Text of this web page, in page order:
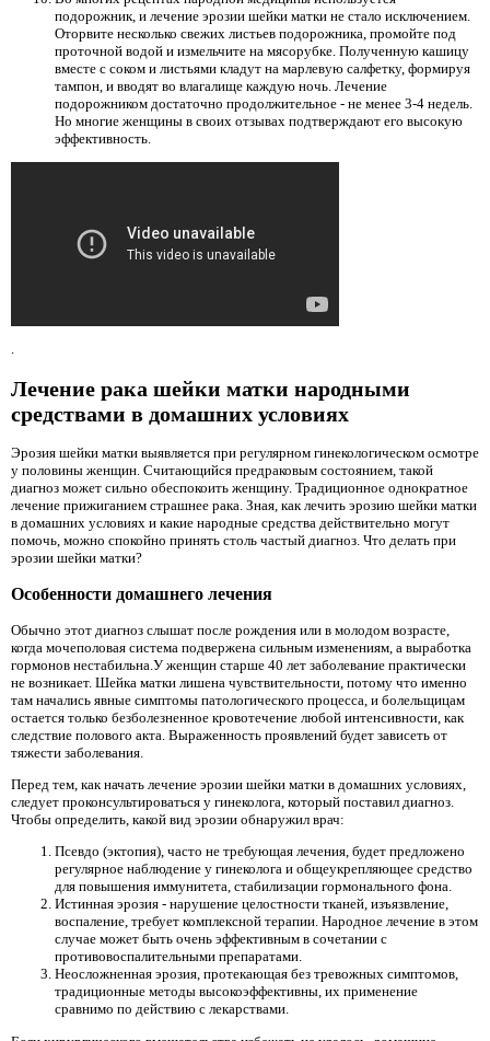
подорожник, и лечение эрозии шейки матки не стало исключением.
Оторвите несколько свежих листьев подорожника, промойте под
проточной водой и измельчите на мясорубке. Полученную кашицу
вместе с соком и листьями кладут на марлевую салфетку, формируя
тампон, и вводят во влагалище каждую ночь. Лечение
подорожником достаточно продолжительное - не менее 3-4 недель.
Но многие женщины в своих отзывах подтверждают его высокую
эффективность.
.
Лечение рака шейки матки народными
средствами в домашних условиях
Эрозия шейки матки выявляется при регулярном гинекологическом осмотре
у половины женщин. Считающийся предраковым состоянием, такой
диагноз может сильно обеспокоить женщину. Традиционное однократное
лечение прижиганием страшнее рака. Зная, как лечить эрозию шейки матки
в домашних условиях и какие народные средства действительно могут
помочь, можно спокойно принять столь частый диагноз. Что делать при
эрозии шейки матки?
Особенности домашнего лечения
Обычно этот диагноз слышат после рождения или в молодом возрасте,
когда мочеполовая система подвержена сильным изменениям, а выработка
гормонов нестабильна.У женщин старше 40 лет заболевание практически
не возникает. Шейка матки лишена чувствительности, потому что именно
там начались явные симптомы патологического процесса, и болельщицам
остается только безболезненное кровотечение любой интенсивности, как
следствие полового акта. Выраженность проявлений будет зависеть от
тяжести заболевания.
Перед тем, как начать лечение эрозии шейки матки в домашних условиях,
следует проконсультироваться у гинеколога, который поставил диагноз.
Чтобы определить, какой вид эрозии обнаружил врач:
Псевдо (эктопия), часто не требующая лечения, будет предложено
регулярное наблюдение у гинеколога и общеукрепляющее средство
для повышения иммунитета, стабилизации гормонального фона.
Истинная эрозия - нарушение целостности тканей, изъязвление,
воспаление, требует комплексной терапии. Народное лечение в этом
случае может быть очень эффективным в сочетании с
противовоспалительными препаратами.
Неосложненная эрозия, протекающая без тревожных симптомов,
традиционные методы высокоэффективны, их применение
сравнимо по действию с лекарствами.